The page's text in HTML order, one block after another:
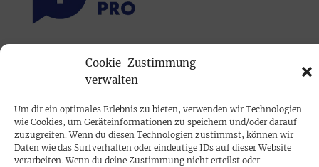
Cookie-Zustimmung
verwalten
Um dir ein optimales Erlebnis zu bieten, verwenden wir Technologien
wie Cookies, um Geräteinformationen zu speichern und/oder darauf
zuzugreifen. Wenn du diesen Technologien zustimmst, können wir
Daten wie das Surfverhalten oder eindeutige IDs auf dieser Website
verarbeiten. Wenn du deine Zustimmung nicht erteilst oder
PRINTAUSGABE
Mediadaten
PROKOMPAKT
Impressum